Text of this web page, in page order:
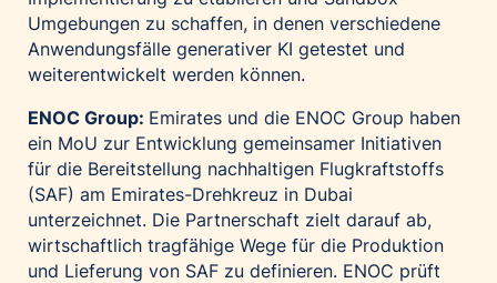
Umgebungen zu schaffen, in denen verschiedene
Anwendungsfälle generativer KI getestet und
weiterentwickelt werden können.
ENOC Group: Emirates und die ENOC Group haben
ein MoU zur Entwicklung gemeinsamer Initiativen
für die Bereitstellung nachhaltigen Flugkraftstoffs
(SAF) am Emirates-Drehkreuz in Dubai
unterzeichnet. Die Partnerschaft zielt darauf ab,
wirtschaftlich tragfähige Wege für die Produktion
und Lieferung von SAF zu definieren. ENOC prüft